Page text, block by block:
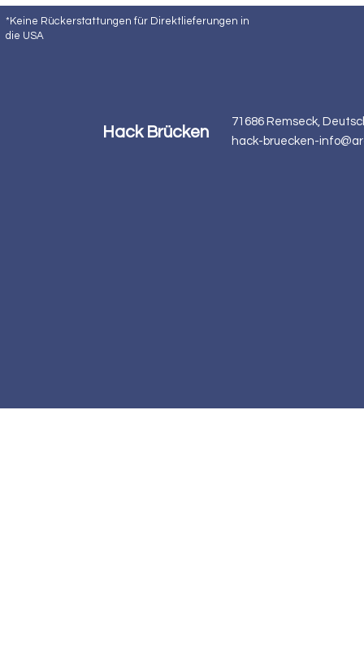
*Keine Rückerstattungen für Direktlieferungen in
die USA
Hack Brücken
71686 Remseck,
hack-bruecken-